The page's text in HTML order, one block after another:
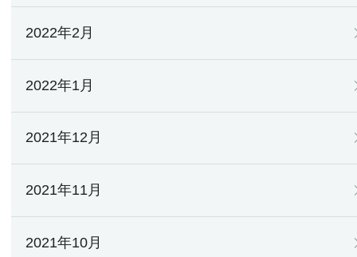
2022年2月
2022年1月
2021年12月
2021年11月
2021年10月